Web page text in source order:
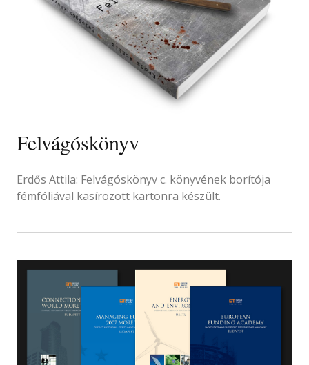
Felvágóskönyv
Erdős Attila: Felvágóskönyv c. könyvének borítója
fémfóliával kasírozott kartonra készült.